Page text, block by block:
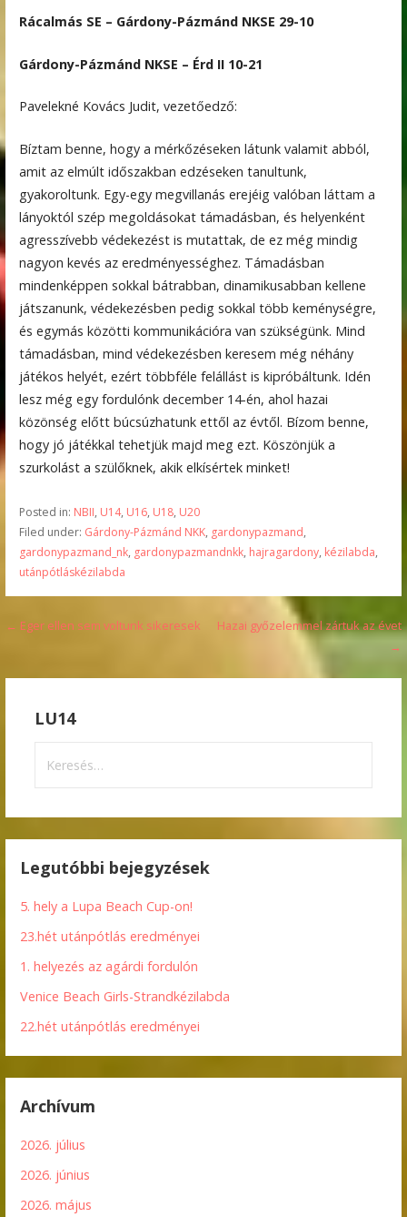
Rácalmás SE – Gárdony-Pázmánd NKSE 29-10
Gárdony-Pázmánd NKSE – Érd II 10-21
Pavelekné Kovács Judit, vezetőedző:
Bíztam benne, hogy a mérkőzéseken látunk valamit abból,
amit az elmúlt időszakban edzéseken tanultunk,
gyakoroltunk. Egy-egy megvillanás erejéig valóban láttam a
lányoktól szép megoldásokat támadásban, és helyenként
agresszívebb védekezést is mutattak, de ez még mindig
nagyon kevés az eredményességhez. Támadásban
mindenképpen sokkal bátrabban, dinamikusabban kellene
játszanunk, védekezésben pedig sokkal több keménységre,
és egymás közötti kommunikációra van szükségünk. Mind
támadásban, mind védekezésben keresem még néhány
játékos helyét, ezért többféle felállást is kipróbáltunk. Idén
lesz még egy fordulónk december 14-én, ahol hazai
közönség előtt búcsúzhatunk ettől az évtől. Bízom benne,
hogy jó játékkal tehetjük majd meg ezt. Köszönjük a
szurkolást a szülőknek, akik elkísértek minket!
Posted in: NBII, U14, U16, U18, U20
Filed under: Gárdony-Pázmánd NKK, gardonypazmand,
gardonypazmand_nk, gardonypazmandnkk, hajragardony, kézilabda,
utánpótláskézilabda
Bejegyzés
← Eger ellen sem voltunk sikeresek
Hazai győzelemmel zártuk az évet
→
LU14
Legutóbbi bejegyzések
5. hely a Lupa Beach Cup-on!
23.hét utánpótlás eredményei
1. helyezés az agárdi fordulón
Venice Beach Girls-Strandkézilabda
22.hét utánpótlás eredményei
Archívum
2026. július
2026. június
2026. május